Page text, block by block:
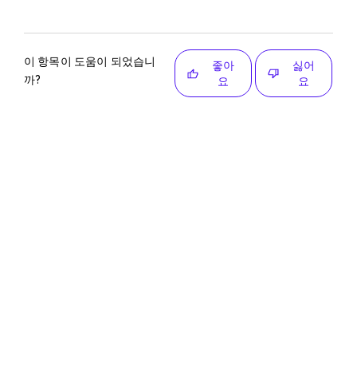
이 항목이 도움이 되었습니
까?
좋아
요
싫어
요